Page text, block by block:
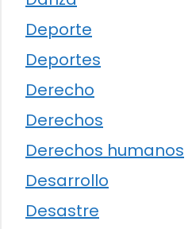
Deporte
Deportes
Derecho
Derechos
Derechos humanos
Desarrollo
Desastre